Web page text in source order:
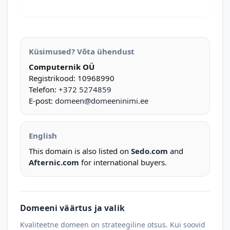
Küsimused? Võta ühendust
Computernik OÜ
Registrikood: 10968990
Telefon: +372 5274859
E-post: domeen@domeeninimi.ee
English
This domain is also listed on Sedo.com and
Afternic.com for international buyers.
Domeeni väärtus ja valik
Kvaliteetne domeen on strateegiline otsus. Kui soovid